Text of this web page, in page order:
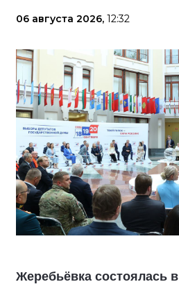
06 августа 2026, 12:32
Жеребьёвка состоялась